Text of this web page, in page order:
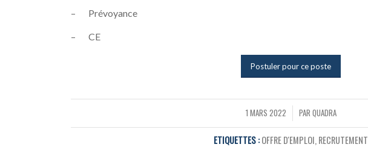
– Prévoyance
– CE
Postuler pour ce poste
1 MARS 2022
/ PAR QUADRA
ETIQUETTES :OFFRE D'EMPLOI, RECRUTEMENT